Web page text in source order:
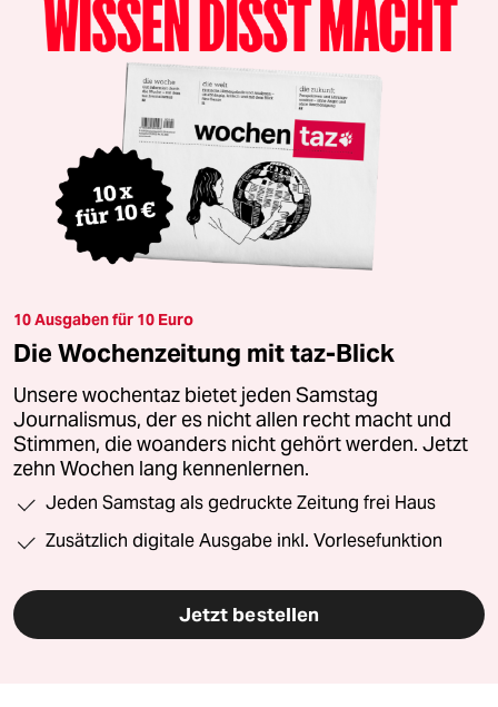
10 Ausgaben für 10 Euro
Die Wochenzeitung mit taz-Blick
Unsere wochentaz bietet jeden Samstag
Journalismus, der es nicht allen recht macht und
Stimmen, die woanders nicht gehört werden. Jetzt
zehn Wochen lang kennenlernen.
Jeden Samstag als gedruckte Zeitung frei Haus
Zusätzlich digitale Ausgabe inkl. Vorlesefunktion
Jetzt bestellen